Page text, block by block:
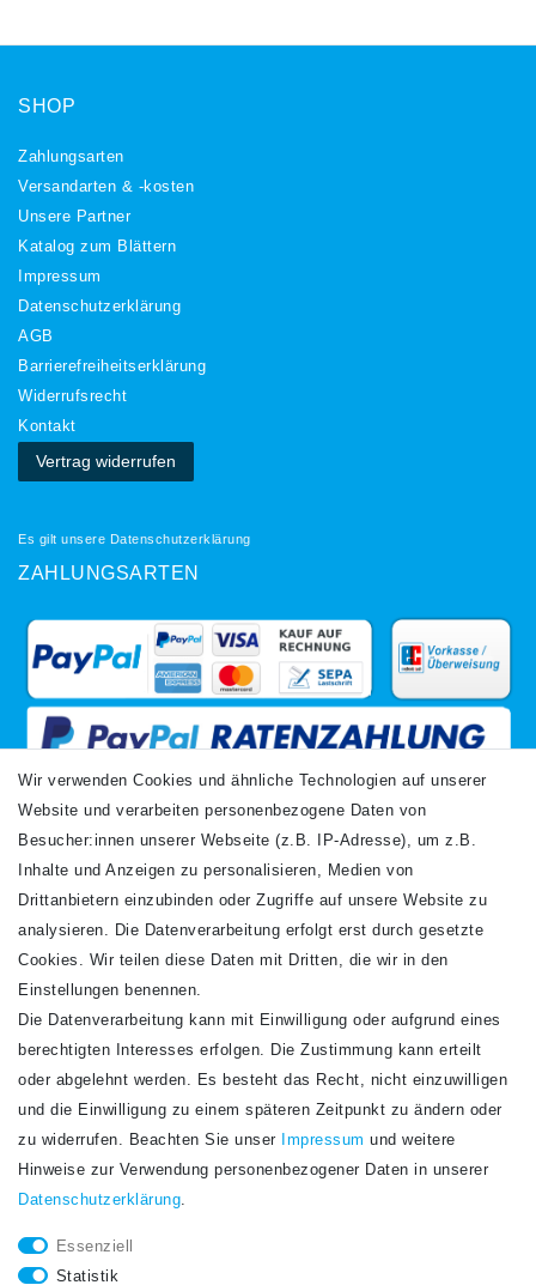
SHOP
Zahlungsarten
Versandarten & -kosten
Unsere Partner
Katalog zum Blättern
Impressum
Daten­schutz­erklärung
AGB
Barrierefreiheitserklärung
Widerrufs­recht
Kontakt
Vertrag widerrufen
Es gilt unsere Datenschutzerklärung
ZAHLUNGSARTEN
VERSANDARTEN
Newsletter
Honig
Hiermit bestätige ich, dass ich dieDaten­schutz­erklärunggelesen habe. Meine
Wir verwenden Cookies und ähnliche Technologien auf unserer
Website und verarbeiten personenbezogene Daten von
Besucher:innen unserer Webseite (z.B. IP-Adresse), um z.B.
Inhalte und Anzeigen zu personalisieren, Medien von
Drittanbietern einzubinden oder Zugriffe auf unsere Website zu
analysieren. Die Datenverarbeitung erfolgt erst durch gesetzte
Cookies. Wir teilen diese Daten mit Dritten, die wir in den
Einstellungen benennen.
Die Datenverarbeitung kann mit Einwilligung oder aufgrund eines
berechtigten Interesses erfolgen. Die Zustimmung kann erteilt
oder abgelehnt werden. Es besteht das Recht, nicht einzuwilligen
und die Einwilligung zu einem späteren Zeitpunkt zu ändern oder
zu widerrufen. Beachten Sie unser
Impressum und weitere
Hinweise zur Verwendung personenbezogener Daten in unserer
Daten­schutz­erklärung.
Essenziell
Statistik